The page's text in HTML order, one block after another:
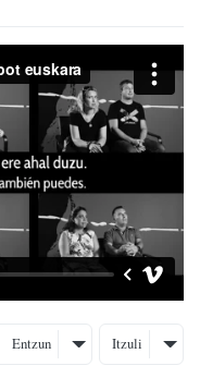
Entzun Itzuli